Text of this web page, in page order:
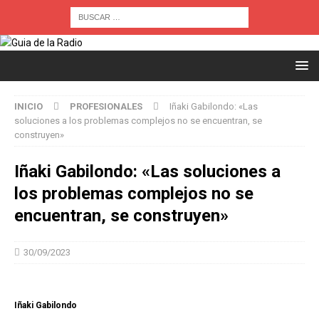
INICIO PROFESIONALES
Iñaki Gabilondo: «Las
soluciones a los problemas complejos no se encuentran, se
construyen»
Iñaki Gabilondo: «Las soluciones a
los problemas complejos no se
encuentran, se construyen»
30/09/2023
Iñaki Gabilondo